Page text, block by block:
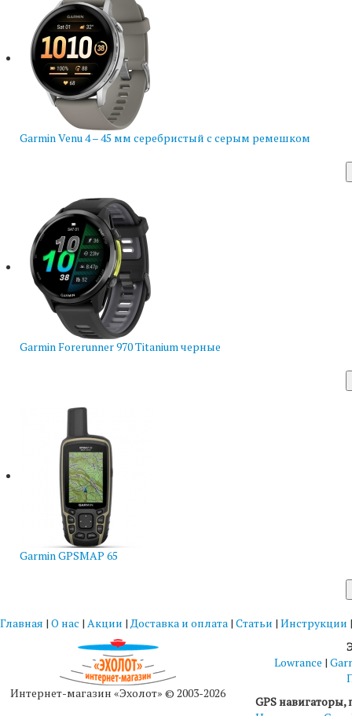
Garmin Venu 4 – 45 мм серебристый с серым ремешком
Garmin Forerunner 970 Titanium черные
Garmin GPSMAP 65
Главная | О нас | Акции |Доставка и оплата | Статьи | Инструкции
Интернет-магазин «Эхолот» © 2003-2026
Lowrance |
GPS